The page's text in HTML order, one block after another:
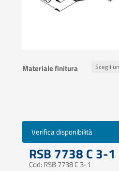
Materiale finitura
Verifica disponibilità
RSB 7738 C 3-1
Cod: RSB 7738 C 3-1